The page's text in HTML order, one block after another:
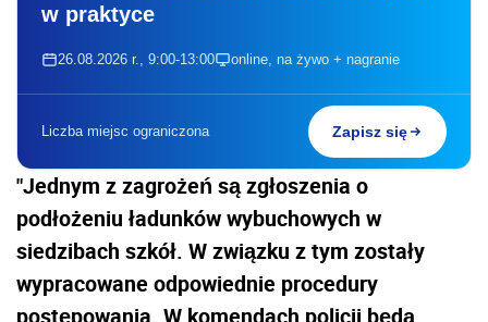
w praktyce
26.08.2026 r., 9:00-13:00 online, na żywo + nagranie
Liczba miejsc ograniczona Zapisz się
"Jednym z zagrożeń są zgłoszenia o
podłożeniu ładunków wybuchowych w
siedzibach szkół. W związku z tym zostały
wypracowane odpowiednie procedury
postępowania. W komendach policji będą